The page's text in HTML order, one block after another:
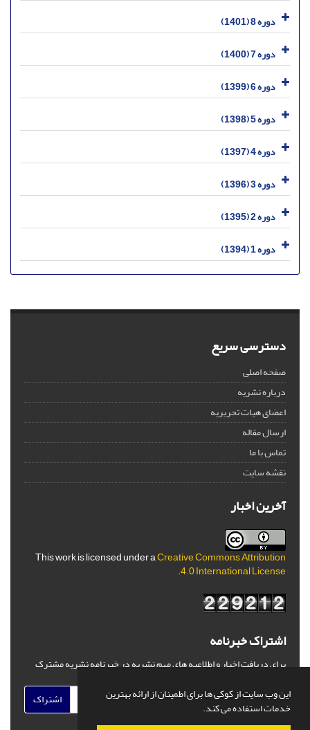
این وب سایت از کوکی ها برای اطمینان از ارائه بهترین
خدمات استفاده می کند.
دوره 8 (1401)
دوره 7 (1400)
دوره 6 (1399)
دوره 5 (1398)
دوره 4 (1397)
دوره 3 (1396)
دوره 2 (1395)
دوره 1 (1394)
دسترسی سریع
صفحه اصلی
درباره نشریه
اعضای هیات تحریریه
ارسال مقاله
تماس با ما
نقشه سایت
آخرین اخبار
This work is licensed under aCreative Commons Attribution
4.0 International License
.
اشتراک خبرنامه
برای دریافت اخبار و اطلاعیه های مهم نشریه در خبرنامه نشریه مشترک
اشتراک